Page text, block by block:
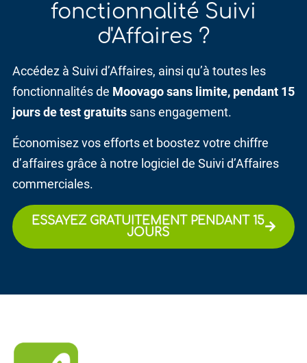
fonctionnalité Suivi
d'Affaires ?
Accédez à Suivi d’Affaires, ainsi qu’à toutes les
fonctionnalités de Moovago sans limite, pendant 15
jours de test gratuitssans engagement.
Économisez vos efforts et boostez votre chiffre
d’affaires grâce à notre logiciel de Suivi d’Affaires
commerciales.
ESSAYEZ GRATUITEMENT PENDANT 15
JOURS